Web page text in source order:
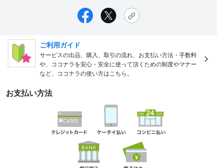
ご利用ガイド
サービスの出品、購入、取引の流れ、お支払い方法・手数料
や、ココナラを安心・安全に使って頂くための制度やマナー
など、ココナラの使い方はこちら。
お支払い方法